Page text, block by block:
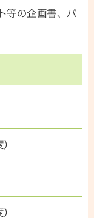
等の企画書、パ